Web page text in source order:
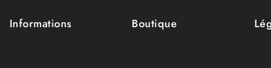
Informations Boutique